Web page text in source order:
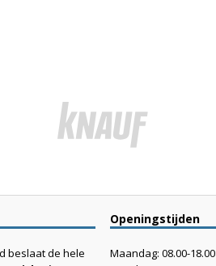
beslaat de hele
Openingstijden
Maandag: 08.00-18.00